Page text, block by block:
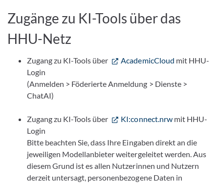
Zugänge zu KI-Tools über das
HHU-Netz
Zugang zu KI-Tools über AcademicCloud mit HHU-
Login
(Anmelden > Föderierte Anmeldung > Dienste >
ChatAI)
Zugang zu KI-Tools über KI:connect.nrwmit HHU-
Login
Bitte beachten Sie, dass Ihre Eingaben direkt an die
jeweiligen Modellanbieter weitergeleitet werden. Aus
diesem Grund ist es allen Nutzerinnen und Nutzern
derzeit untersagt, personenbezogene Daten in